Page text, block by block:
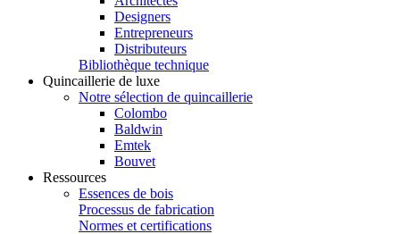
Designers
Entrepreneurs
Distributeurs
Bibliothèque technique
Quincaillerie de luxe
Notre sélection de quincaillerie
Colombo
Baldwin
Emtek
Bouvet
Ressources
Essences de bois
Processus de fabrication
Normes et certifications